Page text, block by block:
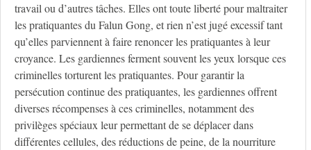
travail ou d’autres tâches. Elles ont toute liberté pour maltraiter
les pratiquantes du Falun Gong, et rien n’est jugé excessif tant
qu’elles parviennent à faire renoncer les pratiquantes à leur
croyance. Les gardiennes ferment souvent les yeux lorsque ces
criminelles torturent les pratiquantes. Pour garantir la
persécution continue des pratiquantes, les gardiennes offrent
diverses récompenses à ces criminelles, notamment des
privilèges spéciaux leur permettant de se déplacer dans
différentes cellules, des réductions de peine, de la nourriture